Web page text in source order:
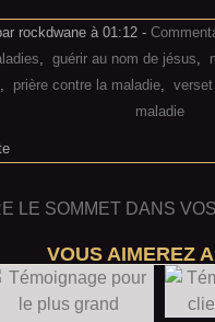
rockdwane à 01:12 -
, guérir au nom de jésus,
, prière contre la maladie,
maladie
VOUS AIMEREZ